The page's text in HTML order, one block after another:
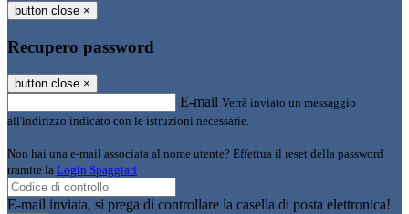
button close ×
Recupero password
button close ×
E-mail Verrà inviato un messaggio
all'indirizzo indicato con le istruzioni necessarie.
Non hai una e-mail associata al nome utente? Effettua il reset della password
tramite la Login Spaggiari
E-mail inviata, si prega di controllare la casella di posta elettronica!